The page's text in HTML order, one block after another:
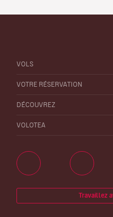
VOLS
VOTRE RÉSERVATION
DÉCOUVREZ
VOLOTEA
Travaillez